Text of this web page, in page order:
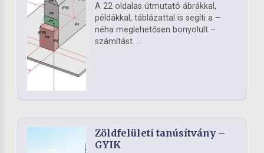
A 22 oldalas útmutató ábrákkal,
példákkal, táblázattal is segíti a –
néha meglehetősen bonyolult –
számítást. ...
Zöldfelületi tanúsítvány –
GYIK